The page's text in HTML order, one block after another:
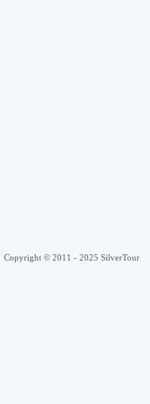
Copyright © 2011 - 2025 SilverTour